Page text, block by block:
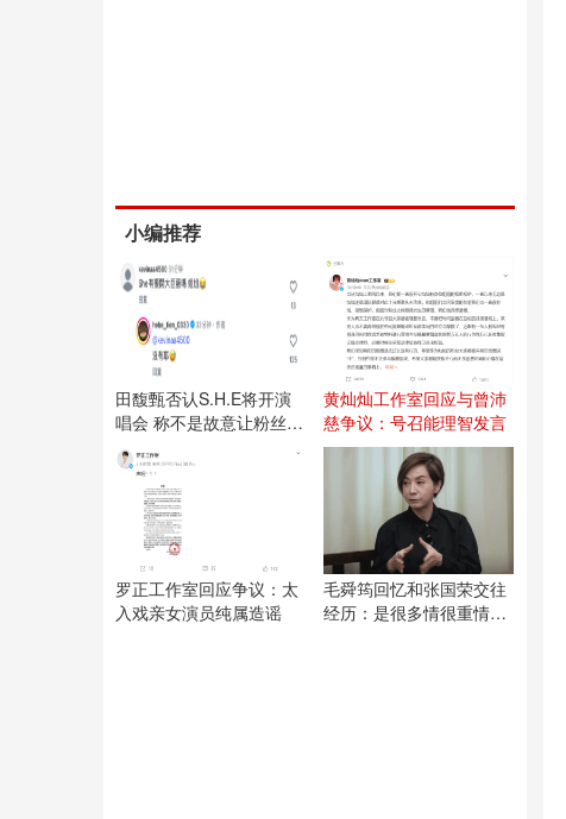
小编推荐
田馥甄否认S.H.E将开演
唱会 称不是故意让粉丝失
望
黄灿灿工作室回应与曾沛
慈争议：号召能理智发言
罗正工作室回应争议：太
入戏亲女演员纯属造谣
毛舜筠回忆和张国荣交往
经历：是很多情很重情的